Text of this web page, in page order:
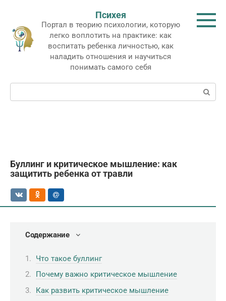
контенту
Психея
Портал в теорию психологии, которую
легко воплотить на практике: как
воспитать ребенка личностью, как
наладить отношения и научиться
понимать самого себя
Поиск:
Буллинг и критическое мышление: как
защитить ребенка от травли
Содержание
Что такое буллинг
Почему важно критическое мышление
Как развить критическое мышление